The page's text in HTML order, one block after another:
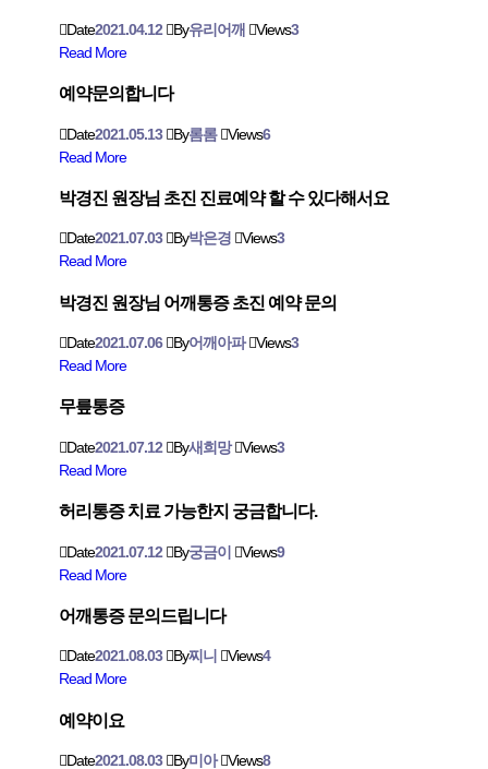
Date2021.04.12 By유리어깨 Views3
Read More
예약문의합니다
Date2021.05.13 By롬롬 Views6
Read More
박경진 원장님 초진 진료예약 할 수 있다해서요
Date2021.07.03 By박은경 Views3
Read More
박경진 원장님 어깨통증 초진 예약 문의
Date2021.07.06 By어깨아파 Views3
Read More
무릎통증
Date2021.07.12 By새희망 Views3
Read More
허리통증 치료 가능한지 궁금합니다.
Date2021.07.12 By궁금이 Views9
Read More
어깨통증 문의드립니다
Date2021.08.03 By찌니 Views4
Read More
예약이요
Date2021.08.03 By미아 Views8